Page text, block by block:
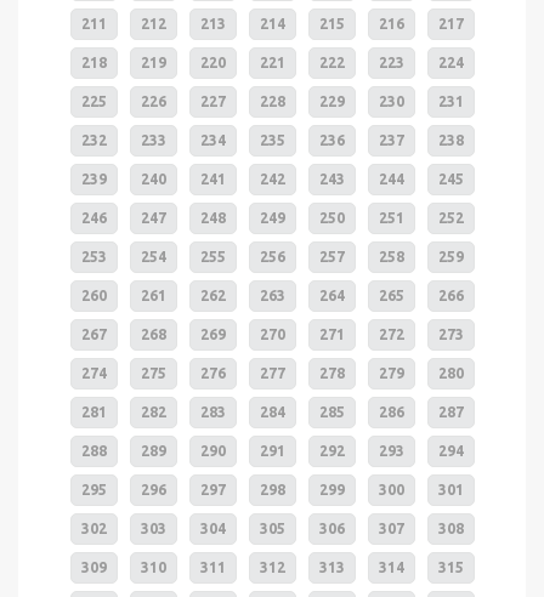
211 212 213 214 215 216 217
218 219 220 221 222 223 224
225 226 227 228 229 230 231
232 233 234 235 236 237 238
239 240 241 242 243 244 245
246 247 248 249 250 251 252
253 254 255 256 257 258 259
260 261 262 263 264 265 266
267 268 269 270 271 272 273
274 275 276 277 278 279 280
281 282 283 284 285 286 287
288 289 290 291 292 293 294
295 296 297 298 299 300 301
302 303 304 305 306 307 308
309 310 311 312 313 314 315